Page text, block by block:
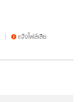
แจ้งไฟล์เสีย